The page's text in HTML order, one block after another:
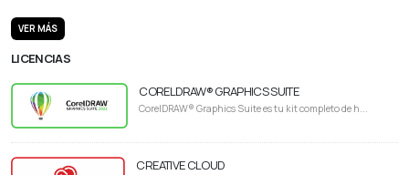
VER MÁS
LICENCIAS
CORELDRAW® GRAPHICS SUITE
CorelDRAW® Graphics Suite es tu kit completo de h...
CREATIVE CLOUD